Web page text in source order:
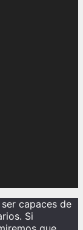
capaces de
Si